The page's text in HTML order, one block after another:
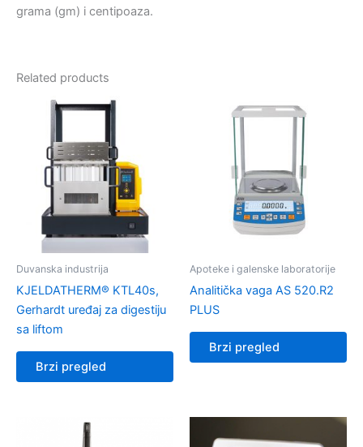
grama (gm) i centipoaza.
Related products
Duvanska industrija
KJELDATHERM® KTL40s,
Gerhardt uređaj za digestiju
sa liftom
Brzi pregled
Apoteke i galenske laboratorije
Analitička vaga AS 520.R2
PLUS
Brzi pregled